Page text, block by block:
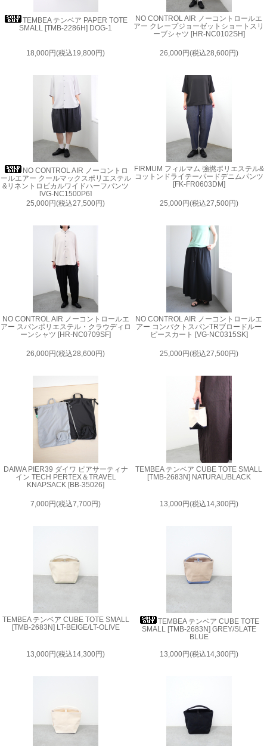
TEMBEA テンベア PAPER TOTE
SMALL [TMB-2286H] DOG-1
18,000円(税込19,800円)
NO CONTROL AIR ノーコントロールエ
アー クレープジョーゼットショートスリ
ーブシャツ [HR-NC0102SH]
26,000円(税込28,600円)
NO CONTROL AIR ノーコントロ
ールエアー クールマックスポリエステル
&リネントロピカルワイドハーフパンツ
[VG-NC1500P6]
25,000円(税込27,500円)
FIRMUM フィルマム 強撚ポリエステル&
コットンドライテーパードデニムパンツ
[FK-FR0603DM]
25,000円(税込27,500円)
NO CONTROL AIR ノーコントロールエ
アー スパンポリエステル・クラウディロ
ーンシャツ [HR-NC0709SF]
26,000円(税込28,600円)
NO CONTROL AIR ノーコントロールエ
アー コンパクトスパンTRブロードルー
ピースカート [VG-NC0315SK]
25,000円(税込27,500円)
DAIWA PIER39 ダイワ ピアサーティナ
イン TECH PERTEX＆TRAVEL
KNAPSACK [BB-35026]
7,000円(税込7,700円)
TEMBEA テンベア CUBE TOTE SMALL
[TMB-2683N] NATURAL/BLACK
13,000円(税込14,300円)
TEMBEA テンベア CUBE TOTE SMALL
[TMB-2683N] LT-BEIGE/LT-OLIVE
13,000円(税込14,300円)
TEMBEA テンベア CUBE TOTE
SMALL [TMB-2683N] GREY/SLATE
BLUE
13,000円(税込14,300円)